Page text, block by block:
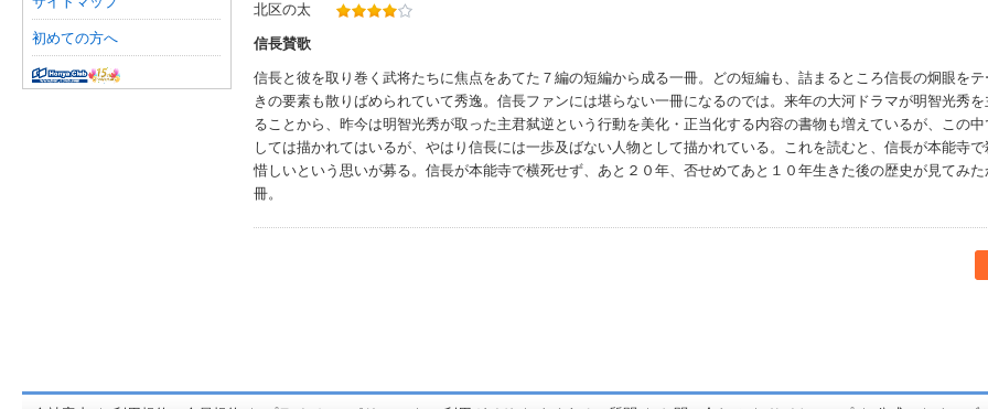
初めての方へ
北区の太
信長賛歌
信長と彼を取り巻く武将たちに焦点をあてた７編の短編から成る一冊。どの短編も、詰まるところ信長の炯眼を
きの要素も散りばめられていて秀逸。信長ファンには堪らない一冊になるのでは。来年の大河ドラマが明智光秀
ることから、昨今は明智光秀が取った主君弑逆という行動を美化・正当化する内容の書物も増えているが、この中
しては描かれてはいるが、やはり信長には一歩及ばない人物として描かれている。これを読むと、信長が本能寺
惜しいという思いが募る。信長が本能寺で横死せず、あと２０年、否せめてあと１０年生きた後の歴史が見てみ
冊。